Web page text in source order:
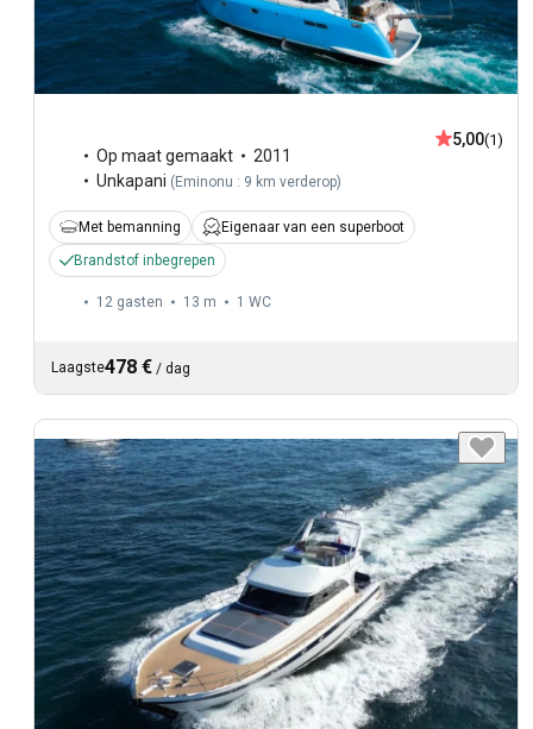
Op maat gemaakt
2011
Unkapani (Eminonu : 9 km verderop)
5,00(1)
Met bemanning
Eigenaar van een superboot
Brandstof inbegrepen
12 gasten 13 m 1 WC
Laagste478 € / dag